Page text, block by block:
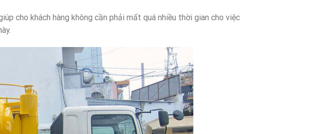
cho khách hàng không cần phải mất quá nhiều thời gian cho việc